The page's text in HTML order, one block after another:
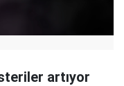
artıyor